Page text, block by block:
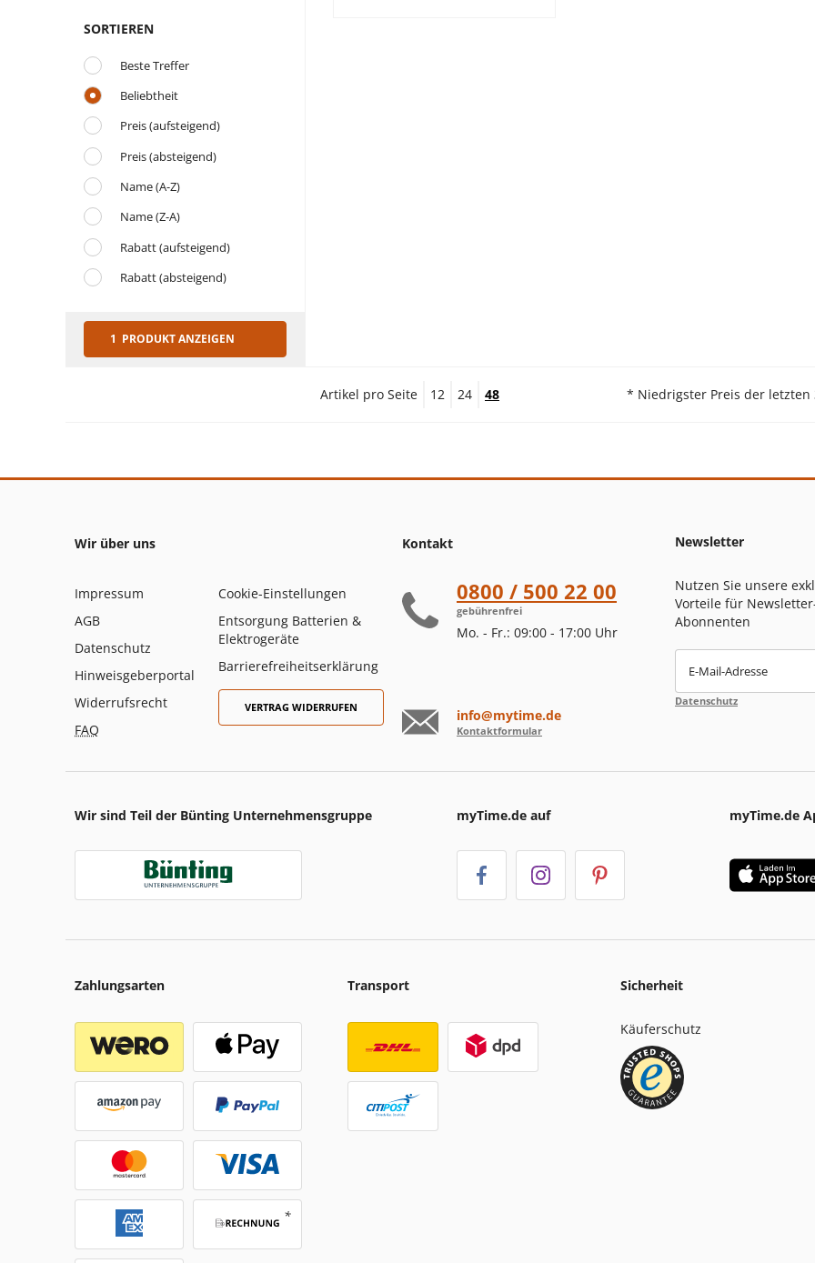
SORTIEREN
Beste Treffer
Beliebtheit
Preis (aufsteigend)
Preis (absteigend)
Name (A-Z)
Name (Z-A)
Rabatt (aufsteigend)
Rabatt (absteigend)
1 PRODUKT ANZEIGEN
Artikel pro Seite 12 24 48 * Niedrigster Preis der letzten
Wir über uns
Impressum
AGB
Datenschutz
Hinweisgeberportal
Widerrufsrecht
FAQ
Cookie-Einstellungen
Entsorgung Batterien &
Elektrogeräte
Barrierefreiheitserklärung
VERTRAG WIDERRUFEN
Kontakt
0800 / 500 22 00
gebührenfrei
Mo. - Fr.: 09:00 - 17:00 Uhr
info@mytime.de
Kontaktformular
Newsletter
Nutzen Sie unsere
Vorteile für
Abonnenten
E-Mail-Adresse
Datenschutz
Wir sind Teil der Bünting Unternehmensgruppe myTime.de auf myTime.de
Zahlungsarten Transport Sicherheit
Käuferschutz